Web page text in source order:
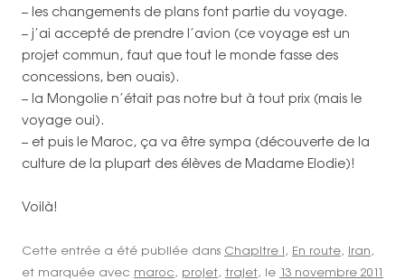
– les changements de plans font partie du voyage.
– j’ai accepté de prendre l’avion (ce voyage est un
projet commun, faut que tout le monde fasse des
concessions, ben ouais).
– la Mongolie n’était pas notre but à tout prix (mais le
voyage oui).
– et puis le Maroc, ça va être sympa (découverte de la
culture de la plupart des élèves de Madame Elodie)!
Voilà!
Cette entrée a été publiée dans Chapitre I, En route, Iran,
et marquée avec maroc, projet, trajet, le 13 novembre 2011